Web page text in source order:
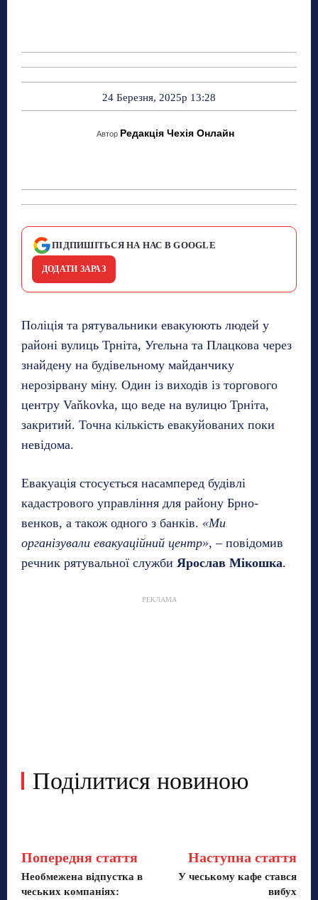
24 Березня, 2025р 13:28
Автор Редакція Чехія Онлайн
ПІДПИШІТЬСЯ НА НАС В GOOGLE
ДОДАТИ ЗАРАЗ
Поліція та рятувальники евакуюють людей у
районі вулиць Трніта, Угельна та Плацкова через
знайдену на будівельному майданчику
нерозірвану міну. Один із виходів із торгового
центру Vaňkovka, що веде на вулицю Трніта,
закритий. Точна кількість евакуйованих поки
невідома.
Евакуація стосується насамперед будівлі
кадастрового управління для району Брно-
венков, а також одного з банків. «Ми
організували евакуаційний центр», – повідомив
речник рятувальної служби Ярослав Мікошка.
РЕКЛАМА
Поділитися новиною
Попередня стаття
Необмежена відпустка в
чеських компаніях:
Наступна стаття
У чеському кафе стався
вибух